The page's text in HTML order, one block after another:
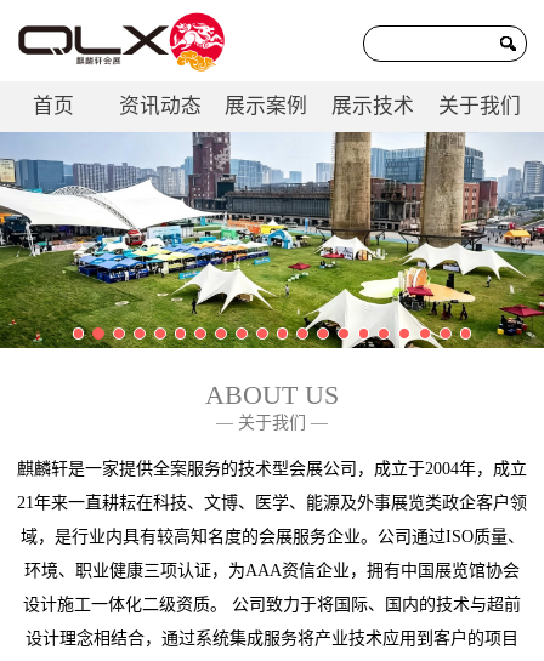
首页 资讯动态 展示案例 展示技术 关于我们
联系我们
ABOUT US
— 关于我们 —
麒麟轩是一家提供全案服务的技术型会展公司，成立于2004年，成立
21年来一直耕耘在科技、文博、医学、能源及外事展览类政企客户领
域，是行业内具有较高知名度的会展服务企业。公司通过ISO质量、
环境、职业健康三项认证，为AAA资信企业，拥有中国展览馆协会
设计施工一体化二级资质。 公司致力于将国际、国内的技术与超前
设计理念相结合，通过系统集成服务将产业技术应用到客户的项目